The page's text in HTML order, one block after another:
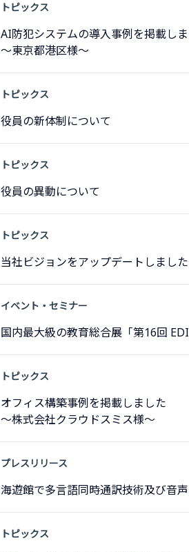
トピックス
AI防犯システムの導入事例を掲載し
〜東京都港区様〜
トピックス
役員の新体制について
トピックス
役員の異動について
トピックス
当社ビジョンをアップデートしました
イベント・セミナー
国内最大級の教育総合展「第16回
トピックス
オフィス構築事例を掲載しました
〜株式会社クラウドスミス様〜
プレスリリース
海遊館で多言語同時通訳技術及び音
トピックス